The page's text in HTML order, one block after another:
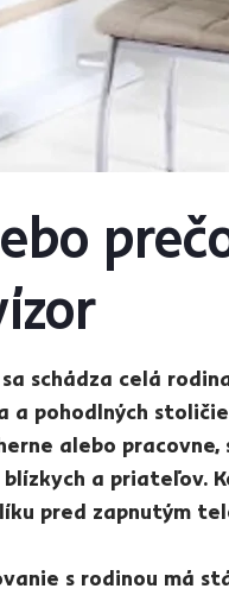
schádza celá
pohodlných
alebo
a priateľov.
pred zapnutým
s rodinou má